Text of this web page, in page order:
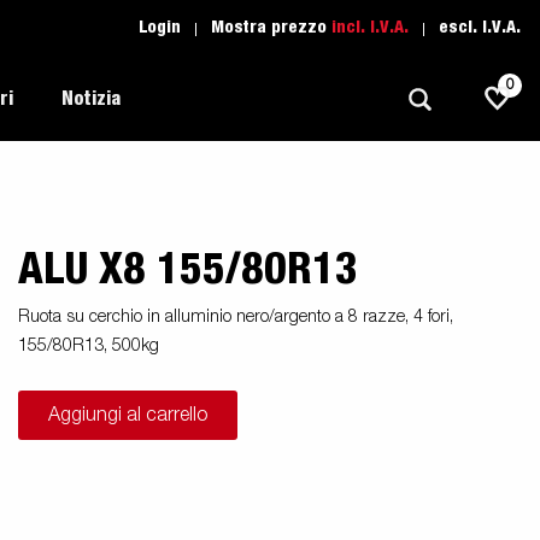
Login Mostra prezzo incl. I.V.A. escl. I.V.A.
Trasporti Leggeri
Imbarcazioni
Trasporto Auto
Scuola di guida
Ricambio
tuo
Regolamentazione
Scelta del rimorchio
Suggerimenti e avvisi
Assistenza Rimorchi
Notizia
0
ALU X8 155/80R13
Ruota su cerchio in alluminio nero/argento a 8 razze, 4 fori,
155/80R13, 500kg
Aggiungi al carrello